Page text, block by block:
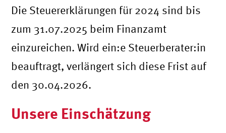
Die Steuererklärungen für 2024 sind bis
zum 31.07.2025 beim Finanzamt
einzureichen. Wird ein:e Steuerberater:in
beauftragt, verlängert sich diese Frist auf
den 30.04.2026.
Unsere Einschätzung